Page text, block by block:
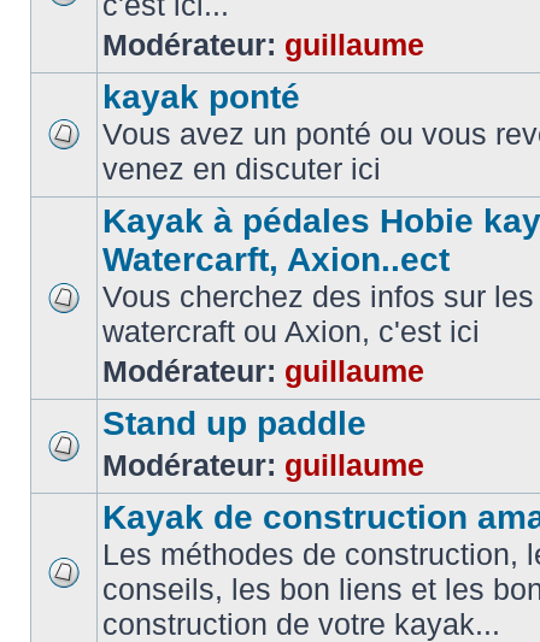
Modérateur: guillaume
kayak ponté
Vous avez un ponté ou vous
venez en discuter ici
Kayak à pédales Hobie
Watercarft, Axion..ect
Vous cherchez des infos sur
watercraft ou Axion, c'est ici
Modérateur: guillaume
Stand up paddle
Modérateur: guillaume
Kayak de construction
Les méthodes de construction,
conseils, les bon liens et les
construction de votre kayak...